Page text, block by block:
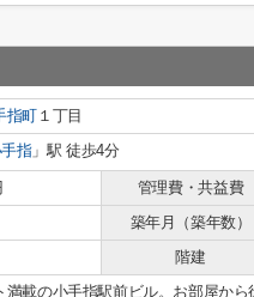
指町 １丁目
指」駅 徒歩4分
管理費・共益費
築年月（築年数）
階建
満載の小手指駅前ビル。お部屋から